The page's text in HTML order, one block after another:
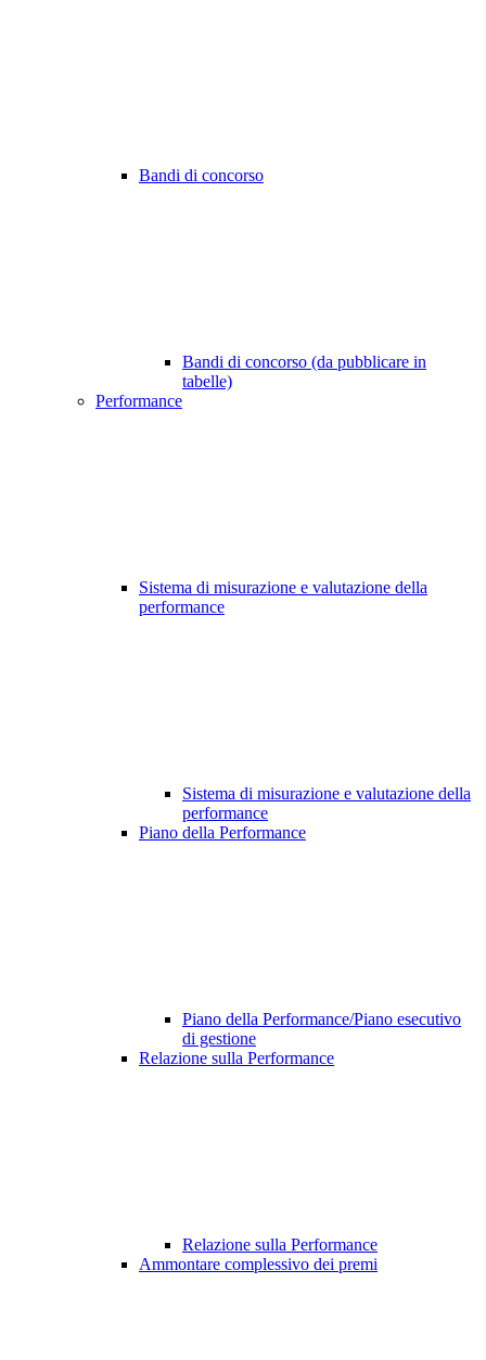
Bandi di concorso
Bandi di concorso (da pubblicare in
tabelle)
Performance
Sistema di misurazione e valutazione della
performance
Sistema di misurazione e valutazione della
performance
Piano della Performance
Piano della Performance/Piano esecutivo
di gestione
Relazione sulla Performance
Relazione sulla Performance
Ammontare complessivo dei premi